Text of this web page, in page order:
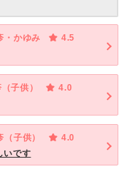
・かゆみ
4.5
子供）
4.0
（子供）
4.0
いです